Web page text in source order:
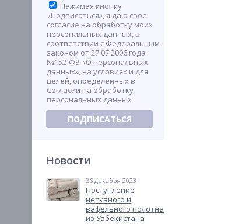
Нажимая кнопку
«Подписаться», я даю свое
согласие на обработку моих
персональных данных, в
соответствии с Федеральным
законом от 27.07.2006 года
№152-ФЗ «О персональных
данных», на условиях и для
целей, определенных в
Согласии на обработку
персональных данных
ПОДПИСАТЬСЯ
Новости
26 декабря 2023
Поступление
нетканого и
вафельного полотна
из Узбекистана